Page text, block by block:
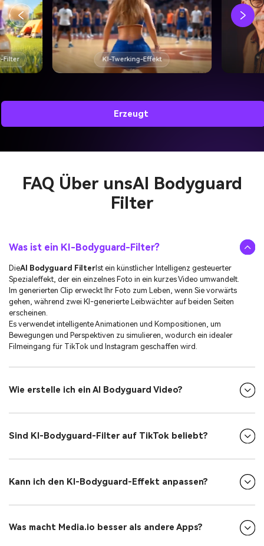
KI-Altersfilter
Erzeugt
FAQ Über unsAI Bodyguard
Filter
Was ist ein KI-Bodyguard-Filter?
DieAI Bodyguard FilterIst ein künstlicher Intelligenz gesteuerter
Spezialeffekt, der ein einzelnes Foto in ein kurzes Video umwandelt.
Im generierten Clip erweckt Ihr Foto zum Leben, wenn Sie vorwärts
gehen, während zwei KI-generierte Leibwächter auf beiden Seiten
erscheinen.
Es verwendet intelligente Animationen und Kompositionen, um
Bewegungen und Perspektiven zu simulieren, wodurch ein idealer
Filmeingang für TikTok und Instagram geschaffen wird.
Wie erstelle ich ein AI Bodyguard Video?
Sind KI-Bodyguard-Filter auf TikTok beliebt?
Kann ich den KI-Bodyguard-Effekt anpassen?
Was macht Media.io besser als andere Apps?